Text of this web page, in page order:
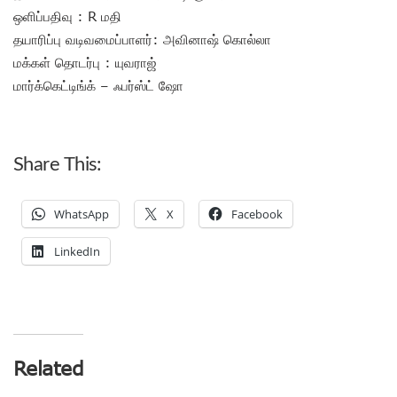
ஒளிப்பதிவு : R மதி
தயாரிப்பு வடிவமைப்பாளர்: அவினாஷ் கொல்லா
மக்கள் தொடர்பு : யுவராஜ்
மார்க்கெட்டிங்க் – ஃபர்ஸ்ட் ஷோ
Share This:
WhatsApp X Facebook
LinkedIn
Related